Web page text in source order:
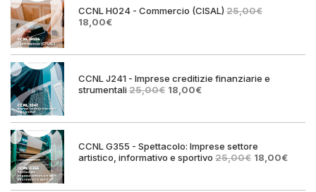
CCNL H024 - Commercio (CISAL) 25,00€
Il
era:
18,00€Il
è:
CCNL J241 - Imprese creditizie finanziarie e
strumentali25,00€ Il
era:
18,00€Il
è:
CCNL G355 - Spettacolo: Imprese settore
artistico, informativo e sportivo 25,00€ Il18,00€Il